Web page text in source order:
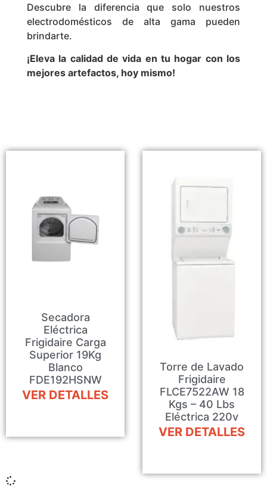
Descubre la diferencia que solo nuestros
electrodomésticos de alta gama pueden
brindarte.
¡Eleva la calidad de vida en tu hogar con los
mejores artefactos, hoy mismo!
Secadora
Eléctrica
Frigidaire Carga
Superior 19Kg
Blanco
FDE192HSNW
VER DETALLES
Torre de Lavado
Frigidaire
FLCE7522AW 18
Kgs – 40 Lbs
Eléctrica 220v
VER DETALLES